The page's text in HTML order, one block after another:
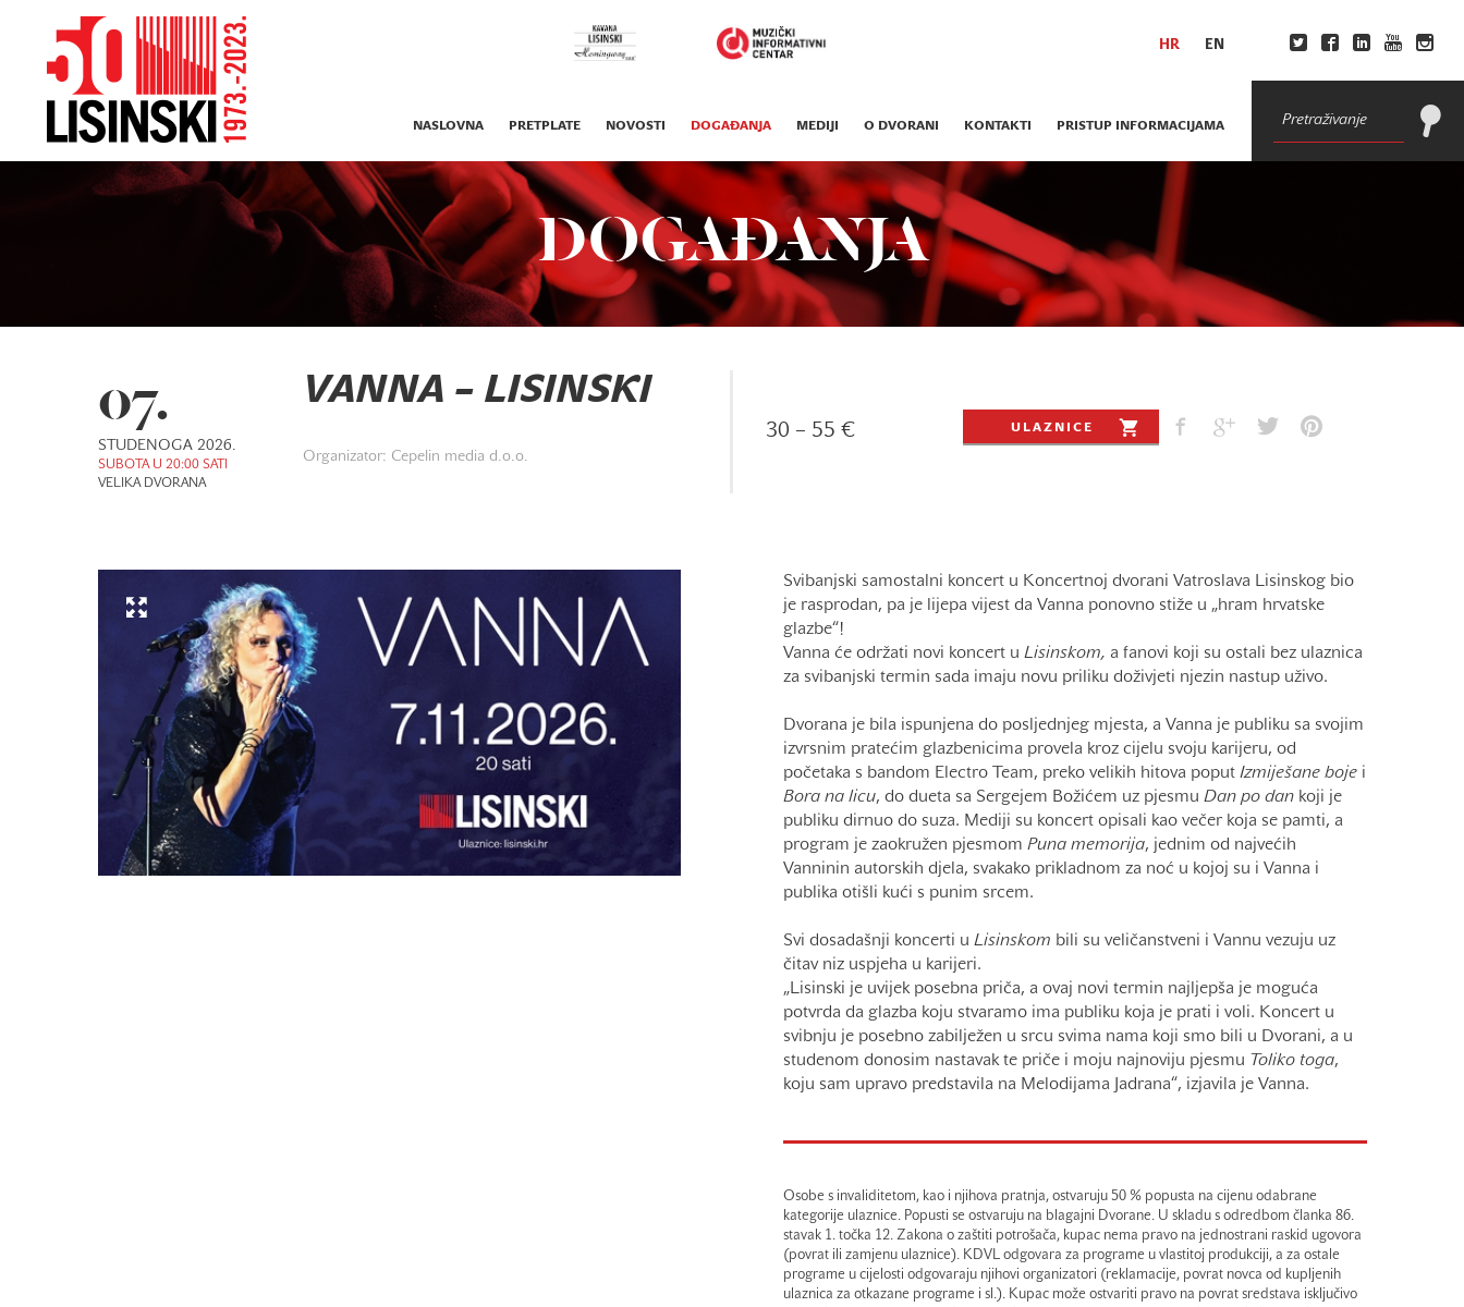
HR EN
NASLOVNA PRETPLATE NOVOSTI DOGAĐANJA MEDIJI O DVORANI KONTAKTI PRISTUP INFORMACIJAMA
DOGAĐANJA
07.
STUDENOGA 2026.
SUBOTA U 20:00 SATI
VELIKA DVORANA
VANNA – LISINSKI
Organizator: Cepelin media d.o.o.
30 – 55 € ULAZNICE
Svibanjski samostalni koncert u Koncertnoj dvorani Vatroslava Lisinskog bio
je rasprodan, pa je lijepa vijest da Vanna ponovno stiže u „hram hrvatske
glazbe“!
Vanna će održati novi koncert u Lisinskom, a fanovi koji su ostali bez ulaznica
za svibanjski termin sada imaju novu priliku doživjeti njezin nastup uživo.
Dvorana je bila ispunjena do posljednjeg mjesta, a Vanna je publiku sa svojim
izvrsnim pratećim glazbenicima provela kroz cijelu svoju karijeru, od
početaka s bandom Electro Team, preko velikih hitova poput Izmiješane bojei
Bora na licu, do dueta sa Sergejem Božićem uz pjesmu Dan po dankoji je
publiku dirnuo do suza. Mediji su koncert opisali kao večer koja se pamti, a
program je zaokružen pjesmom Puna memorija, jednim od najvećih
Vanninin autorskih djela, svakako prikladnom za noć u kojoj su i Vanna i
publika otišli kući s punim srcem.
Svi dosadašnji koncerti u Lisinskom bili su veličanstveni i Vannu vezuju uz
čitav niz uspjeha u karijeri.
„Lisinski je uvijek posebna priča, a ovaj novi termin najljepša je moguća
potvrda da glazba koju stvaramo ima publiku koja je prati i voli. Koncert u
svibnju je posebno zabilježen u srcu svima nama koji smo bili u Dvorani, a u
studenom donosim nastavak te priče i moju najnoviju pjesmu Toliko toga,
koju sam upravo predstavila na Melodijama Jadrana“, izjavila je Vanna.
Osobe s invaliditetom, kao i njihova pratnja, ostvaruju 50 % popusta na cijenu odabrane
kategorije ulaznice. Popusti se ostvaruju na blagajni Dvorane. U skladu s odredbom članka 86.
stavak 1. točka 12. Zakona o zaštiti potrošača, kupac nema pravo na jednostrani raskid ugovora
(povrat ili zamjenu ulaznice). KDVL odgovara za programe u vlastitoj produkciji, a za ostale
programe u cijelosti odgovaraju njihovi organizatori (reklamacije, povrat novca od kupljenih
ulaznica za otkazane programe i sl.). Kupac može ostvariti pravo na povrat sredstava isključivo